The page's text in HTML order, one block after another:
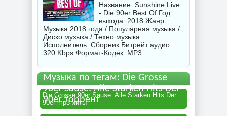
Название: Sunshine Live
- Die 90er Best Of Год
выхода: 2018 Жанр:
Музыка 2018 года / Популярная музыка /
Диско музыка / Техно музыка
Исполнитель: Сборник Битрейт аудио:
320 Kbps Формат-Кодек: MP3
Музыка по тегам: Die Grosse
90er Sause: Alle Starken Hits Der
90er торрент
Die Grosse 90er Sause: Alle Starken Hits Der
90er mp3 хиты